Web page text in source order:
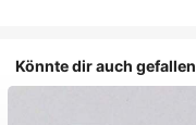
Könnte dir auch gefallen